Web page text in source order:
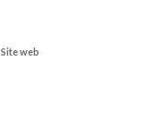
Site web